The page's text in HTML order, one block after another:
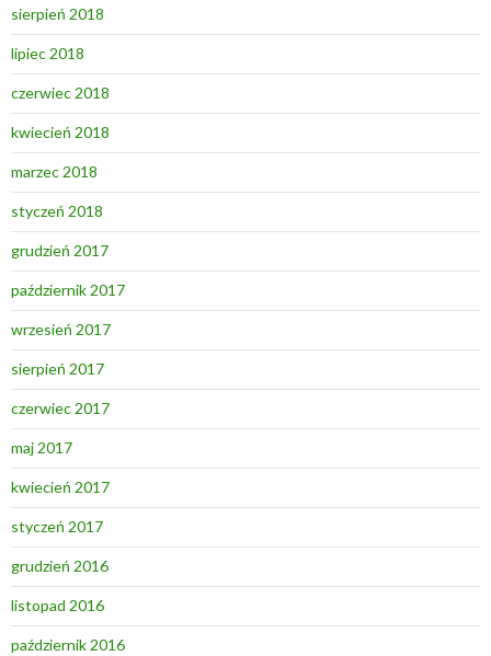
sierpień 2018
lipiec 2018
czerwiec 2018
kwiecień 2018
marzec 2018
styczeń 2018
grudzień 2017
październik 2017
wrzesień 2017
sierpień 2017
czerwiec 2017
maj 2017
kwiecień 2017
styczeń 2017
grudzień 2016
listopad 2016
październik 2016